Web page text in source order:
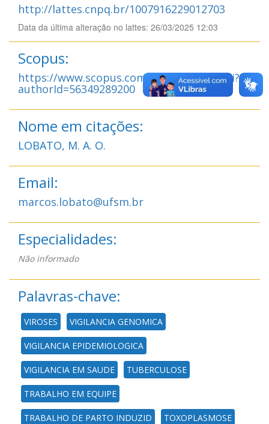
http://lattes.cnpq.br/1007916229012703
Data da última alteração no lattes: 26/03/2025 12:03
Scopus:
https://www.scopus.com/authid/detail.uri?
authorId=56349289200
Nome em citações:
LOBATO, M. A. O.
Email:
marcos.lobato@ufsm.br
Especialidades:
Não informado
Palavras-chave:
VIROSES VIGILANCIA GENOMICA
VIGILANCIA EPIDEMIOLOGICA
VIGILANCIA EM SAUDE TUBERCULOSE
TRABALHO EM EQUIPE
TRABALHO DE PARTO INDUZID TOXOPLASMOSE